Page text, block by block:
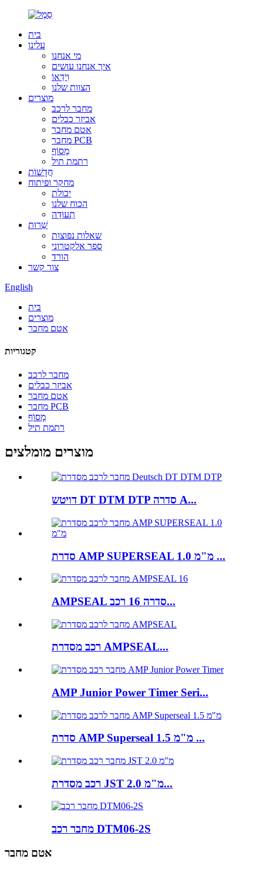
בית
עלינו
מי אנחנו
איך אנחנו עושים
וִידֵאוֹ
הצוות שלנו
מוצרים
מחבר לרכב
אביזר כבלים
אטם מחבר
מחבר PCB
מָסוֹף
רתמת תיל
חֲדָשׁוֹת
מחקר ופיתוח
יכולת
הכוח שלנו
תְעוּדָה
שֵׁרוּת
שאלות נפוצות
ספר אלקטרוני
הורד
צור קשר
English
בית
מוצרים
אטם מחבר
קטגוריות
מחבר לרכב
אביזר כבלים
אטם מחבר
מחבר PCB
מָסוֹף
רתמת תיל
מוצרים מומלצים
דויטש DT DTM DTP סדרה A...
סדרת AMP SUPERSEAL 1.0 מ"מ ...
AMPSEAL סדרה 16 ​​רכב...
רכב מסדרת AMPSEAL...
AMP Junior Power Timer Seri...
סדרת AMP Superseal 1.5 מ"מ ...
רכב מסדרת JST 2.0 מ"מ...
מחבר רכב DTM06-2S
אטם מחבר